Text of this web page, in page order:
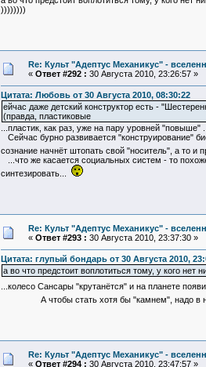
))))))))
Re: Культ "Адептус Механикус" -
« Ответ #292 : 30 Августа 2010, 23:26:57 »
Цитата: Любовь от 30 Августа 2010, 08:30:22
ейчас даже детский конструктор есть -
(правда, пластиковые
...пластик, как раз, уже на пару уровней
Сейчас бурно развивается "конструирование"
сознание начнёт штопать свой "носитель", а то
...что же касается социальных систем - то
синтезировать...
Re: Культ "Адептус Механикус" -
« Ответ #293 : 30 Августа 2010, 23:37:30 »
Цитата: глупый бондарь от 30 Августа 2010,
а во что предстоит воплотиться тому, у кого нет
...колесо Сансары "крутанётся" и на планете
А чтобы стать хотя бы "камнем", надо в
Re: Культ "Адептус Механикус" -
« Ответ #294 : 30 Августа 2010, 23:47:57 »